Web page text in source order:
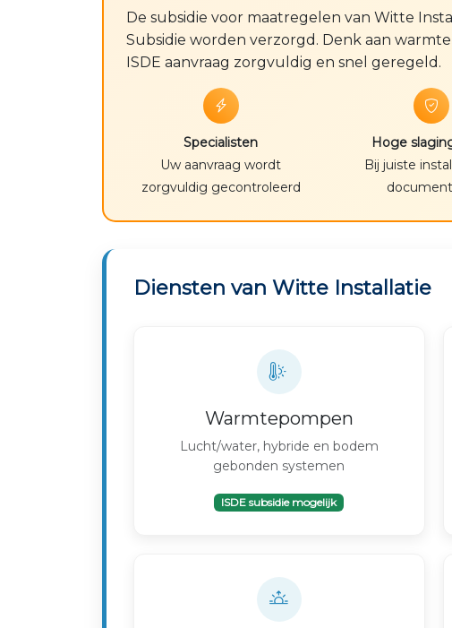
De subsidie voor maatregelen van Witte
Subsidie worden verzorgd. Denk aan
ISDE aanvraag zorgvuldig en snel geregeld.
Specialisten
Uw aanvraag wordt
zorgvuldig gecontroleerd
Hoge
Bij juiste
Diensten van Witte Installatie
Warmtepompen
Lucht/water, hybride en bodem
gebonden systemen
ISDE subsidie mogelijk